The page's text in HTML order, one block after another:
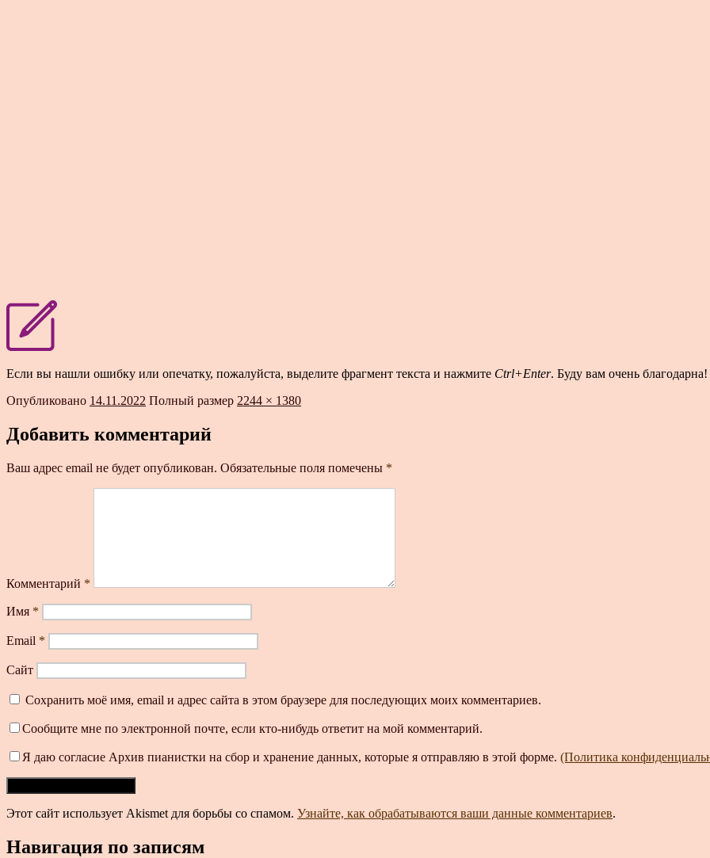
Если вы нашли ошибку или опечатку, пожалуйста, выделите фрагмент текста и нажмите Ctrl+Enter. Буду вам очень благодарна!
Опубликовано 14.11.2022 Полный размер 2244 × 1380
Добавить комментарий
Ваш адрес email не будет опубликован. Обязательные поля помечены *
Комментарий *
Имя *
Email *
Сайт
Сохранить моё имя, email и адрес сайта в этом браузере для последующих моих комментариев.
Сообщите мне по электронной почте, если кто-нибудь ответит на мой комментарий.
Я даю согласие Архив пианистки на сбор и хранение данных, которые я отправляю в этой форме. (Политика
Этот сайт использует Akismet для борьбы со спамом. Узнайте, как обрабатываются ваши данные комментариев.
Навигация по записям